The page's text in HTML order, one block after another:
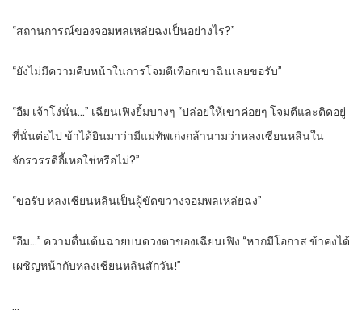
“สถานการณ์ของจอมพลเหล่ยฉงเป็นอย่างไร?”
“ยังไม่มีความคืบหน้าในการโจมตีเทือกเขาฉินเลยขอรับ”
“อืม เจ้าโง่นั่น…” เฉียนเฟิงยิ้มบางๆ “ปล่อยให้เขาค่อยๆ โจมตีและติดอยู่
ที่นั่นต่อไป ข้าได้ยินมาว่ามีแม่ทัพเก่งกล้านามว่าหลงเซียนหลินใน
จักรวรรดิอี้เหอใช่หรือไม่?”
“ขอรับ หลงเซียนหลินเป็นผู้ขัดขวางจอมพลเหล่ยฉง”
“อืม…” ความตื่นเต้นฉายบนดวงตาของเฉียนเฟิง “หากมีโอกาส ข้าคงได้
เผชิญหน้ากับหลงเซียนหลินสักวัน!”
…